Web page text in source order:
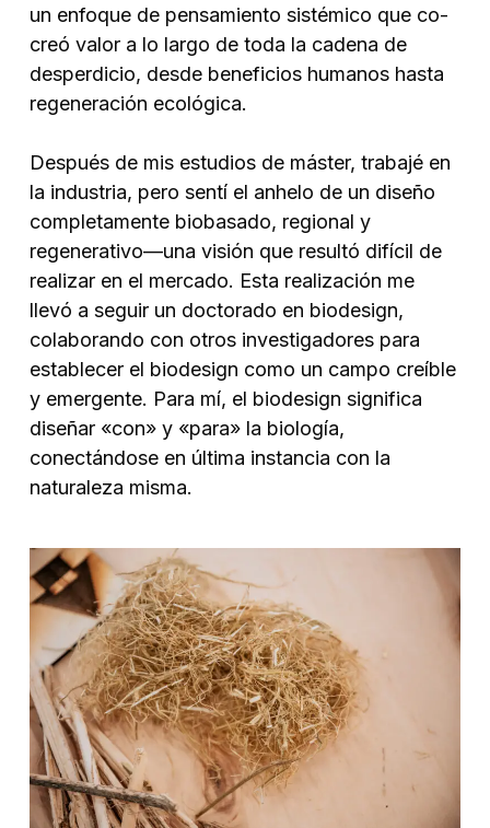
un enfoque de pensamiento sistémico que co-
creó valor a lo largo de toda la cadena de
desperdicio, desde beneficios humanos hasta
regeneración ecológica.
Después de mis estudios de máster, trabajé en
la industria, pero sentí el anhelo de un diseño
completamente biobasado, regional y
regenerativo—una visión que resultó difícil de
realizar en el mercado. Esta realización me
llevó a seguir un doctorado en biodesign,
colaborando con otros investigadores para
establecer el biodesign como un campo creíble
y emergente. Para mí, el biodesign significa
diseñar «con» y «para» la biología,
conectándose en última instancia con la
naturaleza misma.